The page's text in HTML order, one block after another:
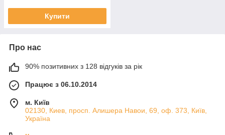
Купити
Про нас
90% позитивних з 128 відгуків за рік
Працює з 06.10.2014
м. Київ
02130, Киев, просп. Алишера Навои, 69, оф. 373, Київ,
Україна